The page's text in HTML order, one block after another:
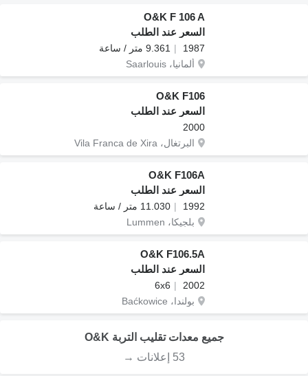
O&K F 106 A
السعر عند الطلب
1987
9.361 متر / ساعة
ألمانيا، Saarlouis
O&K F106
السعر عند الطلب
2000
البرتغال، Vila Franca de Xira
O&K F106A
السعر عند الطلب
1992
11.030 متر / ساعة
بلجيكا، Lummen
O&K F106.5A
السعر عند الطلب
2002
6x6
بولندا، Baćkowice
جميع معدات تقليب التربة O&K
53 إعلانات →